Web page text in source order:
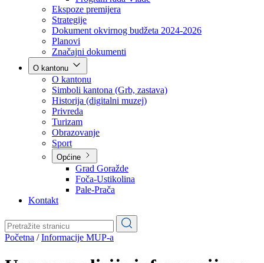
Vlada
Poslovnik
Program rada Vlade
Ekspoze premijera
Strategije
Dokument okvirnog budžeta 2024-2026
Planovi
Značajni dokumenti
O kantonu
O kantonu
Simboli kantona (Grb, zastava)
Historija (digitalni muzej)
Privreda
Turizam
Obrazovanje
Općine
Pale-Prača
Kontakt